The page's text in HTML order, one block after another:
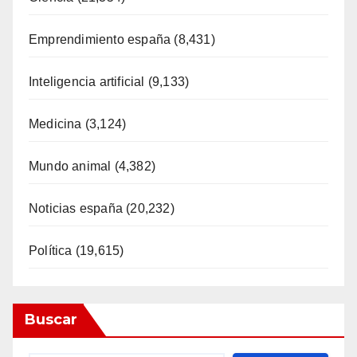
Emprendimiento españa (8,431)
Inteligencia artificial (9,133)
Medicina (3,124)
Mundo animal (4,382)
Noticias españa (20,232)
Política (19,615)
Buscar